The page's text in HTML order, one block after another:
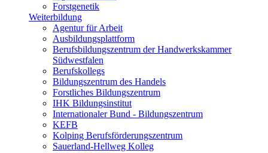
Forstgenetik
Weiterbildung
Agentur für Arbeit
Ausbildungsplattform
Berufsbildungszentrum der Handwerkskammer
Südwestfalen
Berufskollegs
Bildungszentrum des Handels
Forstliches Bildungszentrum
IHK Bildungsinstitut
Internationaler Bund - Bildungszentrum
KEFB
Kolping Berufsförderungszentrum
Sauerland-Hellweg Kolleg